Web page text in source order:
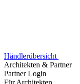
Händlerübersicht
Architekten & Partner
Partner Login
Für Architekten